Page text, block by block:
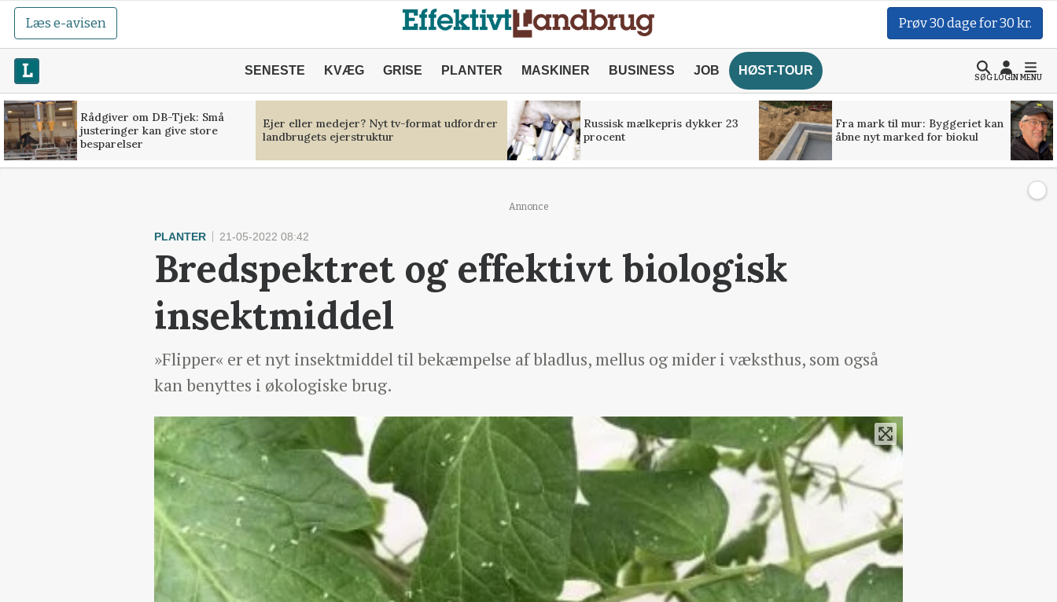
Læs e-avisen Prøv 30 dage for 30 kr.
SENESTE KVÆG GRISE PLANTER MASKINER BUSINESS JOB HØST-TOUR
SØGLOGINMENU
Rådgiver om DB-Tjek: Små
justeringer kan give store
besparelser
Ejer eller medejer? Nyt tv-format udfordrer
landbrugets ejerstruktur
Russisk mælkepris dykker 23
procent
Fra mark til mur: Byggeriet kan
åbne nyt marked for biokul
Annonce
PLANTER 21-05-2022 08:42
Bredspektret og effektivt biologisk
insektmiddel
»Flipper« er et nyt insektmiddel til bekæmpelse af bladlus, mellus og mider i væksthus, som også
kan benyttes i økologiske brug.